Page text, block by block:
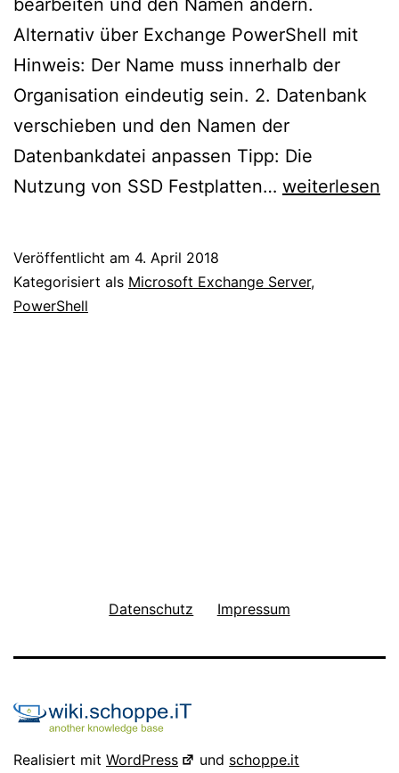
bearbeiten und den Namen ändern.
Alternativ über Exchange PowerShell mit
Hinweis: Der Name muss innerhalb der
Organisation eindeutig sein. 2. Datenbank
verschieben und den Namen der
Datenbankdatei anpassen Tipp: Die
Nutzung von SSD Festplatten… Datenbank
Verzeichnis
weiterlesen
Veröffentlicht am 4. April 2018
Kategorisiert als Microsoft Exchange Server,
PowerShell
Datenschutz Impressum
Realisiert mit WordPress und schoppe.it